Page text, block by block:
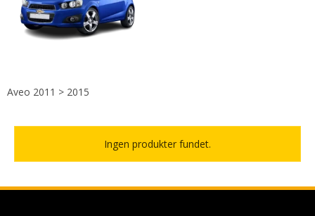
Aveo 2011 > 2015
Ingen produkter fundet.